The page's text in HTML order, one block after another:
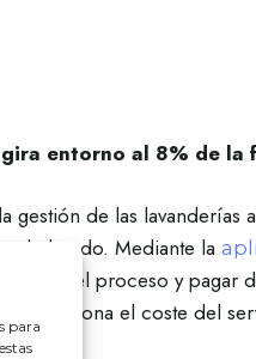
para
entorno al 8% de la
de las lavanderías a
de lavado. Mediante la
del proceso y pagar
abona el coste del